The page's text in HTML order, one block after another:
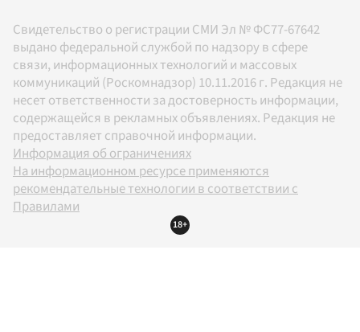
Свидетельство о регистрации СМИ Эл № ФС77-67642
выдано федеральной службой по надзору в сфере
связи, информационных технологий и массовых
коммуникаций (Роскомнадзор) 10.11.2016 г. Редакция не
несет ответственности за достоверность информации,
содержащейся в рекламных объявлениях. Редакция не
предоставляет справочной информации.
Информация об ограничениях
На информационном ресурсе применяются
рекомендательные технологии в соответствии с
Правилами
18+